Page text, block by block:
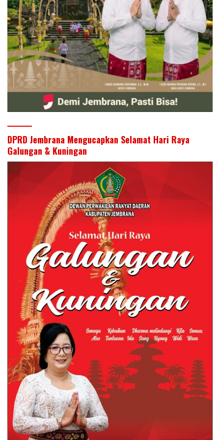
DPRD Jembrana Mengucapkan Selamat Hari Raya
Galungan & Kuningan